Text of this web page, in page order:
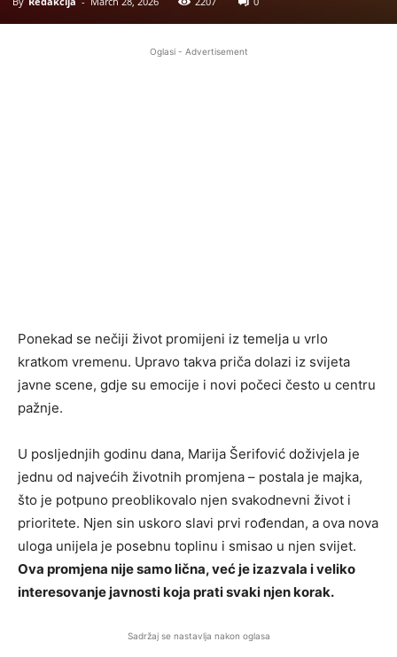
Oglasi - Advertisement
Ponekad se nečiji život promijeni iz temelja u vrlo
kratkom vremenu. Upravo takva priča dolazi iz svijeta
javne scene, gdje su emocije i novi počeci često u centru
pažnje.
U posljednjih godinu dana, Marija Šerifović doživjela je
jednu od najvećih životnih promjena – postala je majka,
što je potpuno preoblikovalo njen svakodnevni život i
prioritete. Njen sin uskoro slavi prvi rođendan, a ova nova
uloga unijela je posebnu toplinu i smisao u njen svijet.
Ova promjena nije samo lična, već je izazvala i veliko
interesovanje javnosti koja prati svaki njen korak.
Sadržaj se nastavlja nakon oglasa